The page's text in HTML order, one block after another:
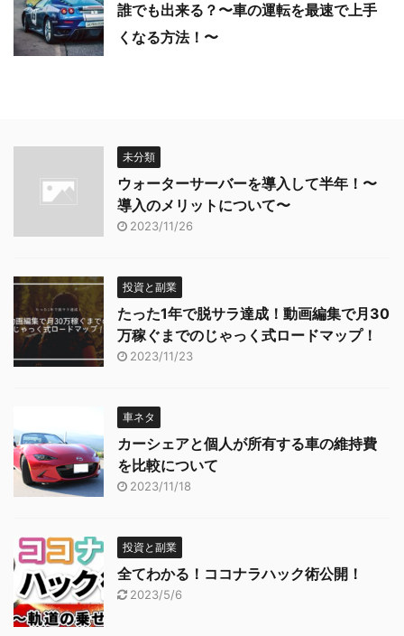
誰でも出来る？〜車の運転を最速で上手
くなる方法！〜
未分類
ウォーターサーバーを導入して半年！〜
導入のメリットについて〜
2023/11/26
投資と副業
たった1年で脱サラ達成！動画編集で月30
万稼ぐまでのじゃっく式ロードマップ！
2023/11/23
車ネタ
カーシェアと個人が所有する車の維持費
を比較について
2023/11/18
投資と副業
全てわかる！ココナラハック術公開！
2023/5/6